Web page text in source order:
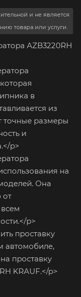
и не является
товара или услуги.
AZB3220RH
в
из
точные размеры
и
p>
на
Она
от
p>
проставку
автомобиле,
проставку
KRAUF.</p>